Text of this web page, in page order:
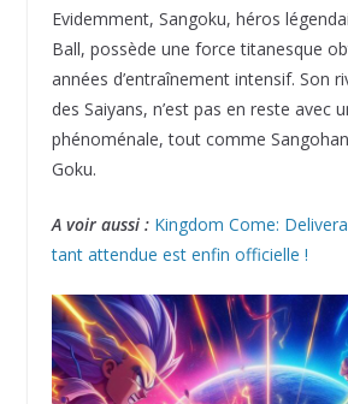
Evidemment, Sangoku, héros
Ball, possède une force titanesque
années d’entraînement intensif. Son
des Saiyans, n’est pas en reste avec
phénoménale, tout comme
Goku.
A voir aussi : Kingdom Come:
tant attendue est enfin officielle !